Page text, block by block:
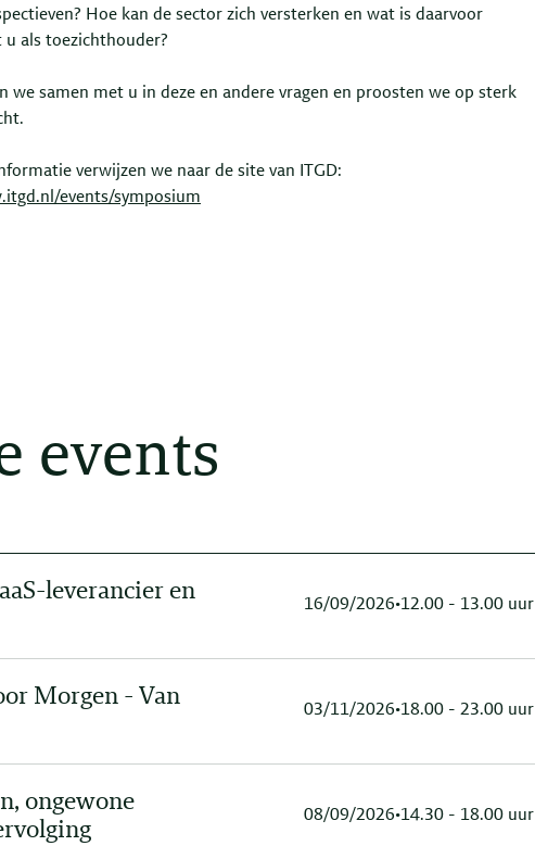
Hoe kan de sector zich versterken en wat is daarvoor
u als toezichthouder?
we samen met u in deze en andere vragen en proosten we op sterk
verwijzen we naar de site van ITGD:
events/symposium
events
leverancier en
16/09/2026•12.00 - 13.00 uur
Morgen - Van
03/11/2026•18.00 - 23.00 uur
ongewone
08/09/2026•14.30 - 18.00 uur